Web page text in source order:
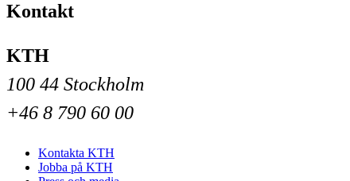
Kontakt
KTH
100 44 Stockholm
+46 8 790 60 00
Kontakta KTH
Jobba på KTH